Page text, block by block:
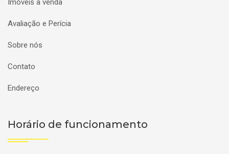
Imóveis à venda
Avaliação e Perícia
Sobre nós
Contato
Endereço
Horário de funcionamento